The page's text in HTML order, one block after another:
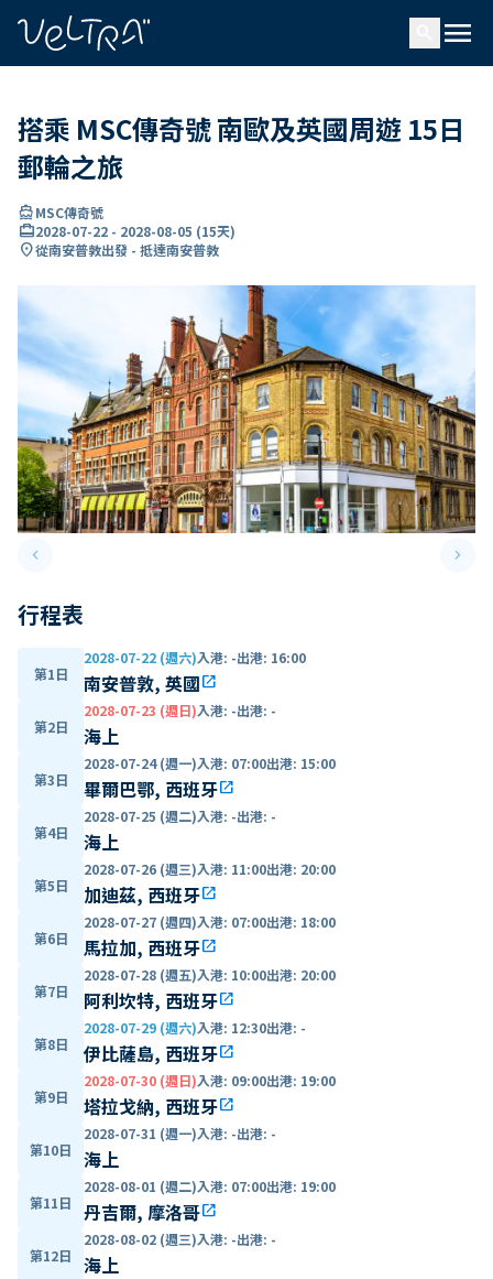
menu
搭乘 MSC傳奇號 南歐及英國周遊 15日
郵輪之旅
directions_boatMSC傳奇號
card_travel2028-07-22 - 2028-08-05 (15天)
location_on從南安普敦出發 - 抵達南安普敦
keyboard_arrow_leftPrevious slide keyboard_arrow_right
行程表
第1日
2028-07-22 (週六)入港: -出港: 16:00
南安普敦, 英國open_in_new
第2日
2028-07-23 (週日)入港: -出港: -
海上
第3日
2028-07-24 (週一)入港: 07:00出港: 15:00
畢爾巴鄂, 西班牙open_in_new
第4日
2028-07-25 (週二)入港: -出港: -
海上
第5日
2028-07-26 (週三)入港: 11:00出港: 20:00
加迪茲, 西班牙open_in_new
第6日
2028-07-27 (週四)入港: 07:00出港: 18:00
馬拉加, 西班牙open_in_new
第7日
2028-07-28 (週五)入港: 10:00出港: 20:00
阿利坎特, 西班牙open_in_new
第8日
2028-07-29 (週六)入港: 12:30出港: -
伊比薩島, 西班牙open_in_new
第9日
2028-07-30 (週日)入港: 09:00出港: 19:00
塔拉戈納, 西班牙open_in_new
第10日
2028-07-31 (週一)入港: -出港: -
海上
第11日
2028-08-01 (週二)入港: 07:00出港: 19:00
丹吉爾, 摩洛哥open_in_new
第12日
2028-08-02 (週三)入港: -出港: -
海上